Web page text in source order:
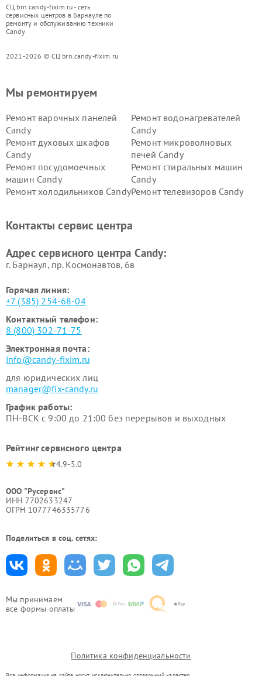
СЦ brn.candy-fixim.ru - сеть
сервисных центров в Барнауле по
ремонту и обслуживанию техники
Candy
2021-2026 © СЦ brn.candy-fixim.ru
Мы принимаем
все формы оплаты
Мы ремонтируем
Ремонт варочных панелей
Candy
Ремонт водонагревателей
Candy
Ремонт духовых шкафов
Candy
Ремонт микроволновых
печей Candy
Ремонт посудомоечных
машин Candy
Ремонт стиральных машин
Candy
Ремонт холодильников CandyРемонт телевизоров Candy
Контакты сервис центра
Адрес сервисного центра Candy:
г. Барнаул, ​пр. Космонавтов, 6в
Горячая линия:
+7 (385) 254-68-04
Контактный телефон:
8 (800) 302-71-75
Электронная почта:
info@candy-fixim.ru
для юридических лиц
manager@fix-candy.ru
График работы:
ПН-ВСК с 9:00 до 21:00 без перерывов и выходных
Рейтинг сервисного центра
4.9-5.0
ООО "Русервис"
ИНН 7702633247
ОГРН 1077746335776
Поделиться в соц. сетях:
Политика конфиденциальности